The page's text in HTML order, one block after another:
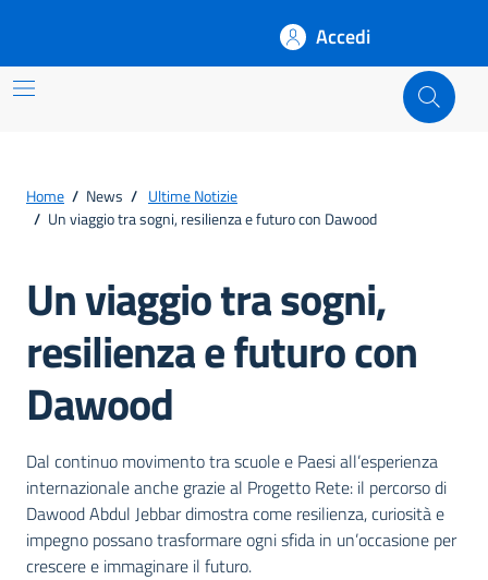
Accedi
Home / News / Ultime Notizie
/ Un viaggio tra sogni, resilienza e futuro con Dawood
Un viaggio tra sogni,
resilienza e futuro con
Dawood
Dettagli della notizia
Dal continuo movimento tra scuole e Paesi all’esperienza
internazionale anche grazie al Progetto Rete: il percorso di
Dawood Abdul Jebbar dimostra come resilienza, curiosità e
impegno possano trasformare ogni sfida in un’occasione per
crescere e immaginare il futuro.